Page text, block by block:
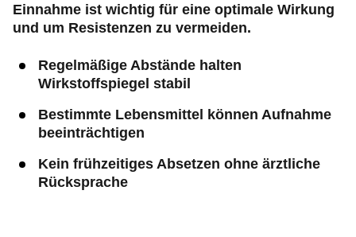
Einnahme ist wichtig für eine optimale Wirkung
und um Resistenzen zu vermeiden.
Regelmäßige Abstände halten
Wirkstoffspiegel stabil
Bestimmte Lebensmittel können Aufnahme
beeinträchtigen
Kein frühzeitiges Absetzen ohne ärztliche
Rücksprache